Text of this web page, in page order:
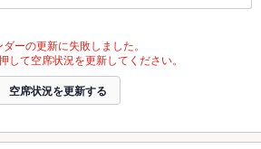
ーの更新に失敗しました。
して空席状況を更新してください。
空席状況を更新する